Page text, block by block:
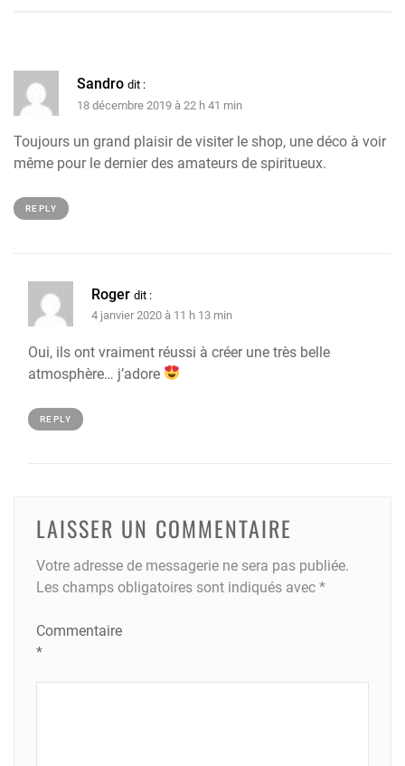
Sandro dit :
18 décembre 2019 à 22 h 41 min
Toujours un grand plaisir de visiter le shop, une déco à voir
même pour le dernier des amateurs de spiritueux.
REPLY
Roger dit :
4 janvier 2020 à 11 h 13 min
Oui, ils ont vraiment réussi à créer une très belle
atmosphère… j’adore
REPLY
LAISSER UN COMMENTAIRE
Votre adresse de messagerie ne sera pas publiée.
Les champs obligatoires sont indiqués avec *
Commentaire
*